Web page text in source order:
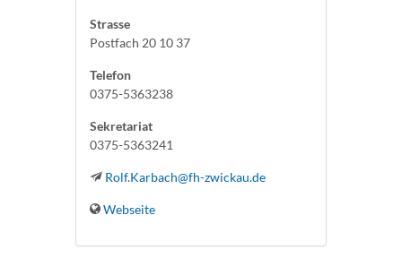
Strasse
Postfach 20 10 37
Telefon
0375-5363238
Sekretariat
0375-5363241
Rolf.Karbach@fh-zwickau.de
Webseite